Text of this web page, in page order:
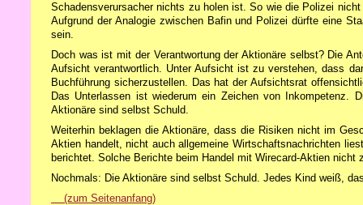
Schadensverursacher nichts zu holen ist. So wie die Polizei
Aufgrund der Analogie zwischen Bafin und Polizei dürfte eine
sein.
Doch was ist mit der Verantwortung der Aktionäre selbst? Die
Aufsicht verantwortlich. Unter Aufsicht ist zu verstehen, dass
Buchführung sicherzustellen. Das hat der Aufsichtsrat
Das Unterlassen ist wiederum ein Zeichen von Inkompetenz.
Aktionäre sind selbst Schuld.
Weiterhin beklagen die Aktionäre, dass die Risiken nicht im
Aktien handelt, nicht auch allgemeine Wirtschaftsnachrichten
berichtet. Solche Berichte beim Handel mit Wirecard-Aktien
Nochmals: Die Aktionäre sind selbst Schuld. Jedes Kind weiß,
(zum Seitenanfang)